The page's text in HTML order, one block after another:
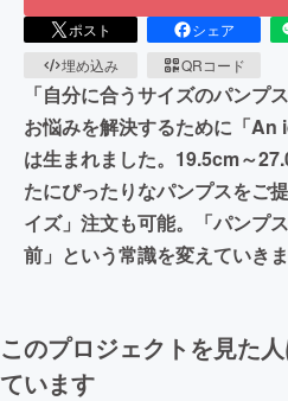
ポスト シェア
埋め込み
QRコード
「自分に合うサイズのパンプ
お悩みを解決するために「An
は生まれました。19.5cm～
たにぴったりなパンプスをご
イズ」注文も可能。「パンプ
前」という常識を変えていきま
このプロジェクトを見た
ています